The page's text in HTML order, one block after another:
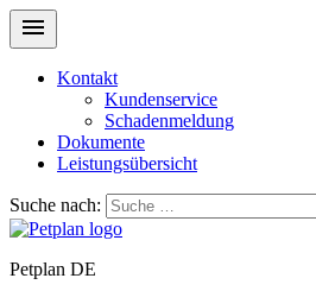
Kontakt
Kundenservice
Schadenmeldung
Dokumente
Leistungsübersicht
Suche nach:
Petplan DE